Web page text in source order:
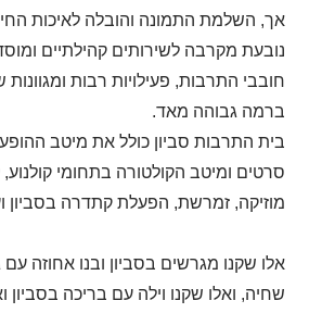
אך, השלמת התמונה והובלה לאיכות
נובעת מקרבה לשירותים קהילתיים
חובבי התרבות, פעילויות רבות ומגוונות
ברמה גבוהה מאד.
בית התרבות סביון כולל את מיטב
סרטים ומיטב הקולטורה בתחומי
מוזיקה, זמרשת, הפעלת קתדרה בסביון
אלו שקנו מגרשים בסביון ובנו אחוזה עם
שחיה, ואלו שקנו וילה עם בריכה בסביון